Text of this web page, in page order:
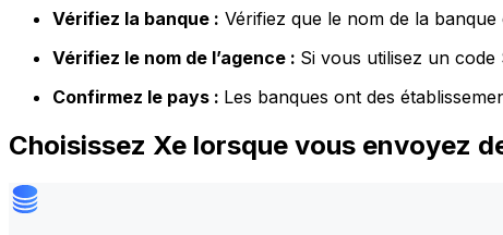
Vérifiez la banque : Vérifiez que le nom de la
Vérifiez le nom de l’agence : Si vous utilisez un
Confirmez le pays : Les banques ont des
Choisissez Xe lorsque vous envoyez